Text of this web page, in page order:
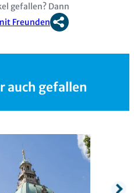
gefallen? Dann
Freunden
auch gefallen